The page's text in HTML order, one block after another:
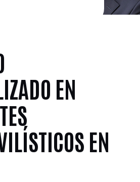
EN
EN